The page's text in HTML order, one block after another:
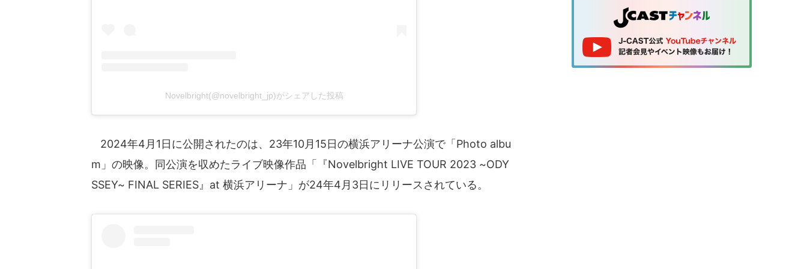
Novelbright(@novelbright_jp)がシェアした投稿
2024年4月1日に公開されたのは、23年10月15日の横浜アリーナ公演で「Photo albu
m」の映像。同公演を収めたライブ映像作品「『Novelbright LIVE TOUR 2023 ~ODY
SSEY~ FINAL SERIES』at 横浜アリーナ」が24年4月3日にリリースされている。